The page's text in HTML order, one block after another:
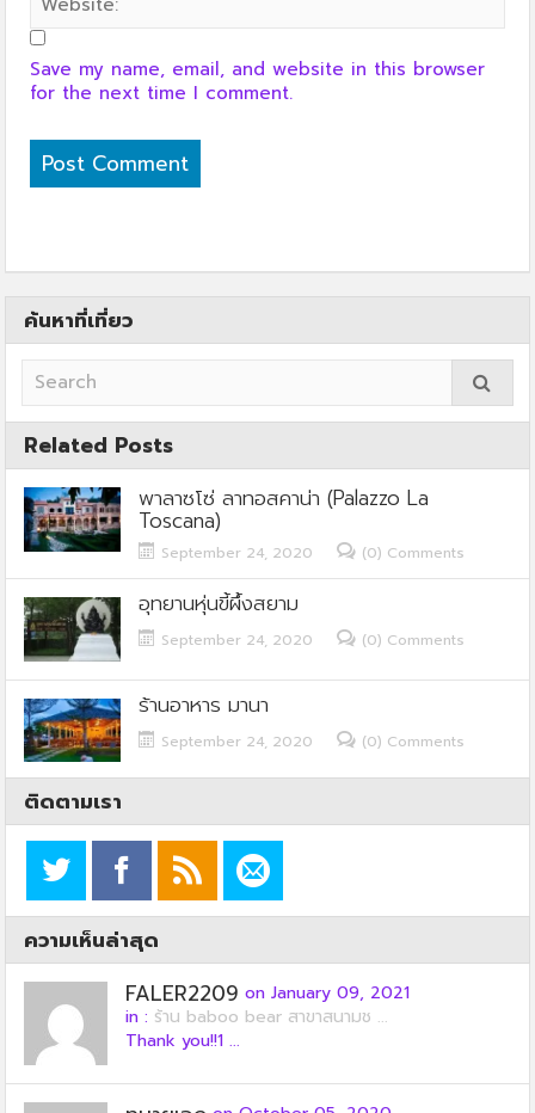
Save my name, email, and website in this browser
for the next time I comment.
ค้นหาที่เที่ยว
Related Posts
พาลาซโซ่ ลาทอสคาน่า (Palazzo La
Toscana)
September 24, 2020 (0) Comments
อุทยานหุ่นขี้ผึ้งสยาม
September 24, 2020 (0) Comments
ร้านอาหาร มานา
September 24, 2020 (0) Comments
ติดตามเรา
ความเห็นล่าสุด
FALER2209 on January 09, 2021
in : ร้าน baboo bear สาขาสนามช ...
Thank you!!1 ...